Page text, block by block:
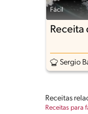
Fácil
Receita
Sergio
Receitas
Receitas para